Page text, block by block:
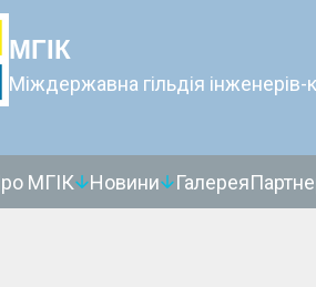
МГІК
Міждержавна гільдія інженерів-
МГІК Новини Галерея